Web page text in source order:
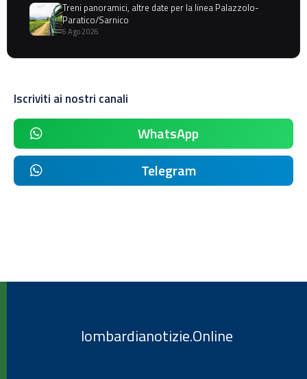
Treni panoramici, altre date per la linea Palazzolo-
Paratico/Sarnico
6 Ago 2026
Iscriviti ai nostri canali
WhatsApp
Telegram
lombardianotizie.Online